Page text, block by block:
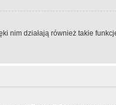
nim działają również takie